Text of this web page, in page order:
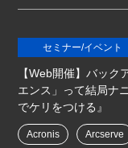
セミナー/イベント
【Web開催】バッ
エンス」って結局ナ
でケリをつける』
Acronis Arcserve